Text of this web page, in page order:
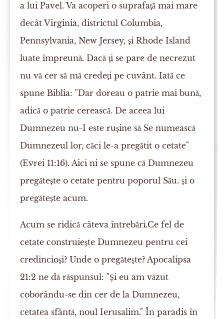
a lui Pavel. Va acoperi o suprafaţă mai mare
decât Virginia, districtul Columbia,
Pennsylvania, New Jersey, şi Rhode Island
luate împreună. Dacă ţi se pare de necrezut
nu vă cer să mă credeţi pe cuvânt. Iată ce
spune Biblia: "Dar doreau o patrie mai bună,
adică o patrie cerească. De aceea lui
Dumnezeu nu-I este ruşine să Se numească
Dumnezeul lor, căci le-a pregătit o cetate"
(Evrei 11:16). Aici ni se spune că Dumnezeu
pregăteşte o cetate pentru poporul Său. şi o
pregăteşte acum.
Acum se ridică câteva întrebări.Ce fel de
cetate construieşte Dumnezeu pentru cei
credincioşi? Unde o pregăteşte? Apocalipsa
21:2 ne dă răspunsul: "Şi eu am văzut
coborându-se din cer de la Dumnezeu,
cetatea sfântă, noul Ierusalim." În paradis în